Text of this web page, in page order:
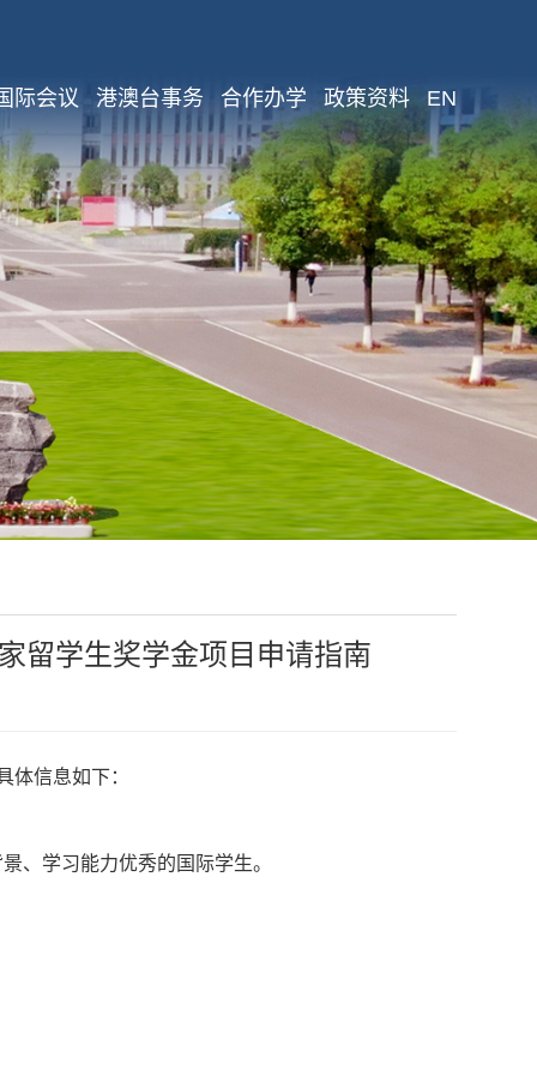
际会议 港澳台事务 合作办学 政策资料 EN
留学生奖学金项目申请指南
信息如下：
、学习能力优秀的国际学生。